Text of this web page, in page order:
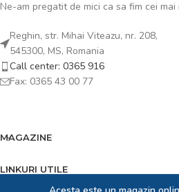
Ne-am pregatit de mici ca sa fim cei mai
Reghin, str. Mihai Viteazu, nr. 208,
545300, MS, Romania
Call center: 0365 916
Fax: 0365 43 00 77
MAGAZINE
LINKURI UTILE